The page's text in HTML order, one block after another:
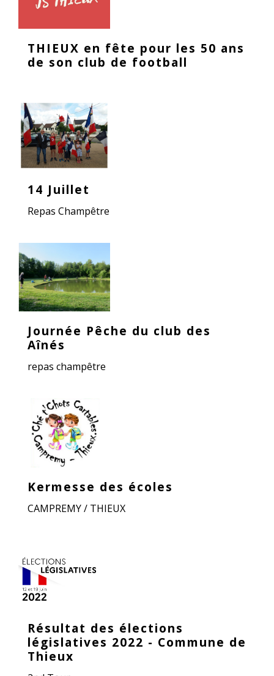
THIEUX en fête pour les 50 ans
de son club de football
14 Juillet
Repas Champêtre
Journée Pêche du club des
Aînés
repas champêtre
Kermesse des écoles
CAMPREMY / THIEUX
Résultat des élections
législatives 2022 - Commune de
Thieux